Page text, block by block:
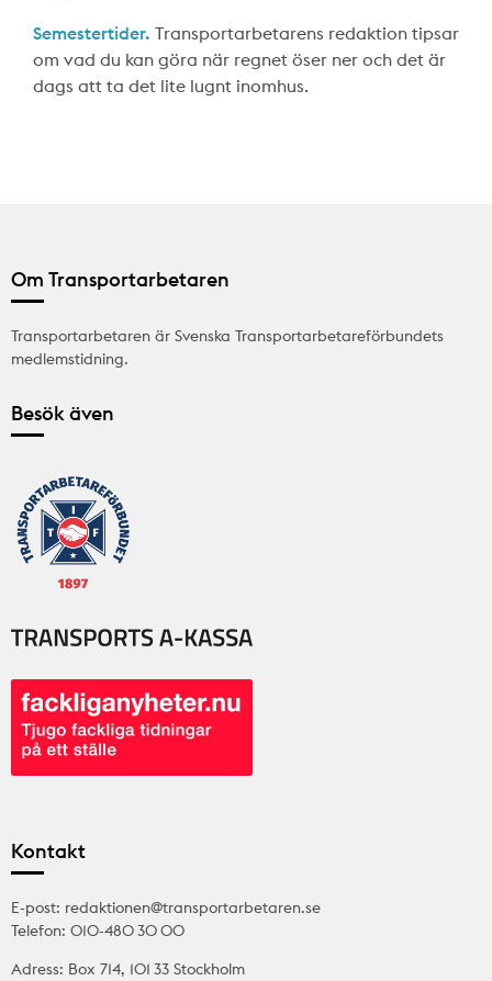
Semestertider. Transportarbetarens redaktion tipsar
om vad du kan göra när regnet öser ner och det är
dags att ta det lite lugnt inomhus.
Om Transportarbetaren
Transportarbetaren är Svenska Transportarbetareförbundets
medlemstidning.
Besök även
Kontakt
E-post: redaktionen@transportarbetaren.se
Telefon: 010-480 30 00
Adress: Box 714, 101 33 Stockholm